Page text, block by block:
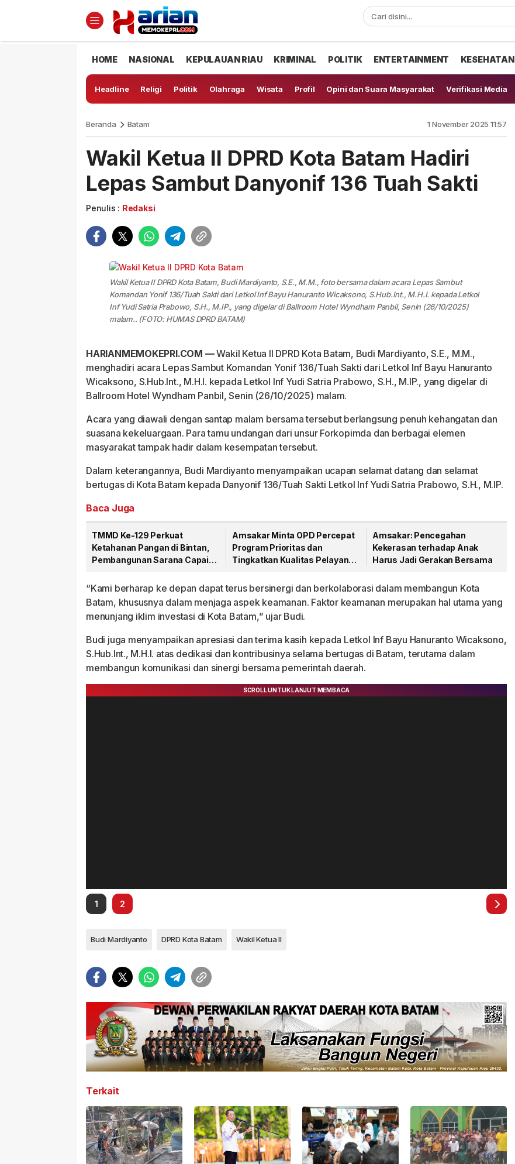
HOME NASIONAL KEPULAUAN RIAU KRIMINAL POLITIK ENTERTAINMENT KESEHATAN
Headline Religi Politik Olahraga Wisata Profil Opini dan Suara Masyarakat Verifikasi Media
Beranda Batam 1 November 2025 11:57
Wakil Ketua II DPRD Kota Batam Hadiri
Lepas Sambut Danyonif 136 Tuah Sakti
Penulis : Redaksi
Wakil Ketua II DPRD Kota Batam, Budi Mardiyanto, S.E., M.M., foto bersama dalam acara Lepas Sambut
Komandan Yonif 136/Tuah Sakti dari Letkol Inf Bayu Hanuranto Wicaksono, S.Hub.Int., M.H.I. kepada Letkol
Inf Yudi Satria Prabowo, S.H., M.IP., yang digelar di Ballroom Hotel Wyndham Panbil, Senin (26/10/2025)
malam.. (FOTO: HUMAS DPRD BATAM)
HARIANMEMOKEPRI.COM —Wakil Ketua II DPRD Kota Batam, Budi Mardiyanto, S.E., M.M.,
menghadiri acara Lepas Sambut Komandan Yonif 136/Tuah Sakti dari Letkol Inf Bayu Hanuranto
Wicaksono, S.Hub.Int., M.H.I. kepada Letkol Inf Yudi Satria Prabowo, S.H., M.IP., yang digelar di
Ballroom Hotel Wyndham Panbil, Senin (26/10/2025) malam.
Acara yang diawali dengan santap malam bersama tersebut berlangsung penuh kehangatan dan
suasana kekeluargaan. Para tamu undangan dari unsur Forkopimda dan berbagai elemen
masyarakat tampak hadir dalam kesempatan tersebut.
Dalam keterangannya, Budi Mardiyanto menyampaikan ucapan selamat datang dan selamat
bertugas di Kota Batam kepada Danyonif 136/Tuah Sakti Letkol Inf Yudi Satria Prabowo, S.H., M.IP.
Baca Juga
TMMD Ke-129 Perkuat
Ketahanan Pangan di Bintan,
Pembangunan Sarana Capai
Amsakar Minta OPD Percepat
Program Prioritas dan
Tingkatkan Kualitas Pelayanan
Amsakar: Pencegahan
Kekerasan terhadap Anak
Harus Jadi Gerakan Bersama
“Kami berharap ke depan dapat terus bersinergi dan berkolaborasi dalam membangun Kota
Batam, khususnya dalam menjaga aspek keamanan. Faktor keamanan merupakan hal utama yang
menunjang iklim investasi di Kota Batam,” ujar Budi.
Budi juga menyampaikan apresiasi dan terima kasih kepada Letkol Inf Bayu Hanuranto Wicaksono,
S.Hub.Int., M.H.I. atas dedikasi dan kontribusinya selama bertugas di Batam, terutama dalam
membangun komunikasi dan sinergi bersama pemerintah daerah.
1 2
Budi Mardiyanto DPRD Kota Batam Wakil Ketua II
Terkait